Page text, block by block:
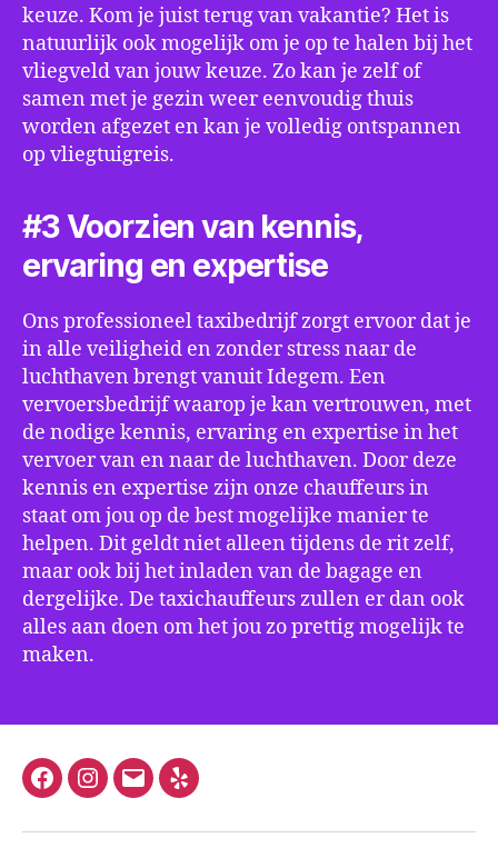
keuze. Kom je juist terug van vakantie? Het is
natuurlijk ook mogelijk om je op te halen bij het
vliegveld van jouw keuze. Zo kan je zelf of
samen met je gezin weer eenvoudig thuis
worden afgezet en kan je volledig ontspannen
op vliegtuigreis.
#3 Voorzien van kennis,
ervaring en expertise
Ons professioneel taxibedrijf zorgt ervoor dat je
in alle veiligheid en zonder stress naar de
luchthaven brengt vanuit Idegem. Een
vervoersbedrijf waarop je kan vertrouwen, met
de nodige kennis, ervaring en expertise in het
vervoer van en naar de luchthaven. Door deze
kennis en expertise zijn onze chauffeurs in
staat om jou op de best mogelijke manier te
helpen. Dit geldt niet alleen tijdens de rit zelf,
maar ook bij het inladen van de bagage en
dergelijke. De taxichauffeurs zullen er dan ook
alles aan doen om het jou zo prettig mogelijk te
maken.
FacebookInstagram
E-
Yelp